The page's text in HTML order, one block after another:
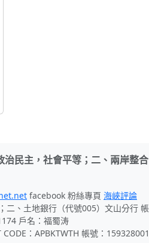
治民主，社會平等；二、兩岸整
facebook 粉絲專頁 海峽評論
、土地銀行（代號005）文山分行
戶名：福蜀涛
：APBKTWTH 帳號：